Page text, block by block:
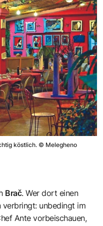
köstlich. © Melegheno
Brač. Wer dort einen
unbedingt im
Ante vorbeischauen,